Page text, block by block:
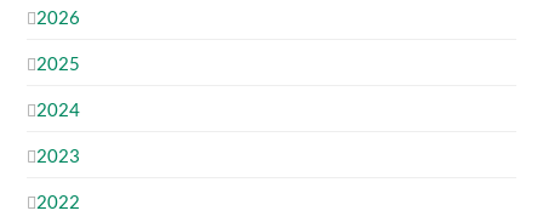
2026
2025
2024
2023
2022